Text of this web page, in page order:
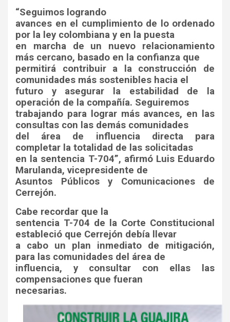
“Seguimos logrando
avances en el cumplimiento de lo ordenado
por la ley colombiana y en la puesta
en marcha de un nuevo relacionamiento
más cercano, basado en la confianza que
permitirá contribuir a la construcción de
comunidades más sostenibles hacia el
futuro y asegurar la estabilidad de la
operación de la compañía. Seguiremos
trabajando para lograr más avances, en las
consultas con las demás comunidades
del área de influencia directa para
completar la totalidad de las solicitadas
en la sentencia T-704”, afirmó Luis Eduardo
Marulanda, vicepresidente de
Asuntos Públicos y Comunicaciones de
Cerrejón.
Cabe recordar que la
sentencia T-704 de la Corte Constitucional
estableció que Cerrejón debía llevar
a cabo un plan inmediato de mitigación,
para las comunidades del área de
influencia, y consultar con ellas las
compensaciones que fueran
necesarias.